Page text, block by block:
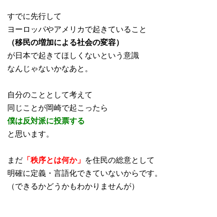
すでに先行して
ヨーロッパやアメリカで起きていること
（移民の増加による社会の変容）
が日本で起きてほしくないという意識
なんじゃないかなあと。
自分のこととして考えて
同じことが岡崎で起こったら
僕は反対派に投票する
と思います。
まだ 「秩序とは何か」 を住民の総意として
明確に定義・言語化できていないからです。
（できるかどうかもわかりませんが）